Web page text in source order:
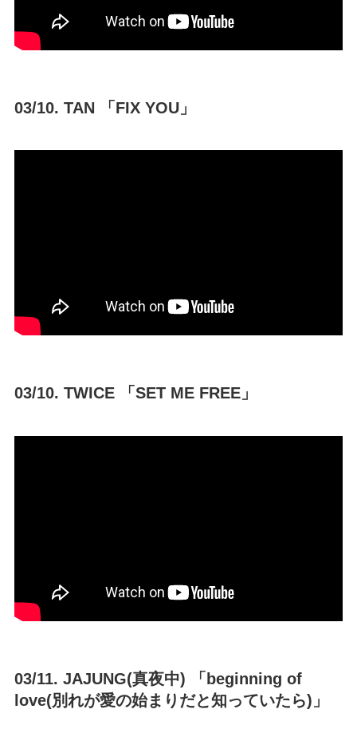
03/10. TAN 「FIX YOU」
03/10. TWICE 「SET ME FREE」
03/11. JAJUNG(真夜中) 「beginning of
love(別れが愛の始まりだと知っていたら)」